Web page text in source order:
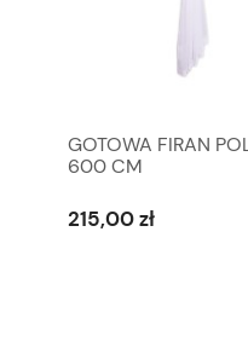
GOTOWA FIRAN
600 CM
215,00 zł